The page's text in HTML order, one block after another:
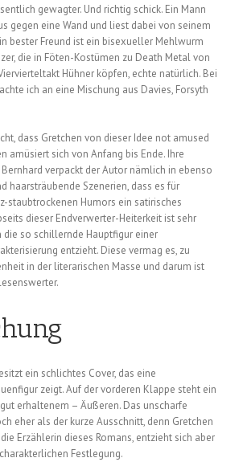
gewagter. Und richtig schick. Ein Mann
gegen eine Wand und liest dabei von seinem
bester Freund ist ein bisexueller Mehlwurm
die in Föten-Kostümen zu Death Metal von
Hühner köpfen, echte natürlich. Bei
ich an eine Mischung aus Davies, Forsyth
dass Gretchen von dieser Idee not amused
amüsiert sich von Anfang bis Ende. Ihre
verpackt der Autor nämlich in ebenso
haarsträubende Szenerien, dass es für
staubtrockenen Humors ein satirisches
dieser Endverwerter-Heiterkeit ist sehr
die so schillernde Hauptfigur einer
entzieht. Diese vermag es, zu
in der literarischen Masse und darum ist
ein schlichtes Cover, das eine
zeigt. Auf der vorderen Klappe steht ein
erhaltenem – Äußeren. Das unscharfe
eher als der kurze Ausschnitt, denn Gretchen
Erzählerin dieses Romans, entzieht sich aber
Festlegung.